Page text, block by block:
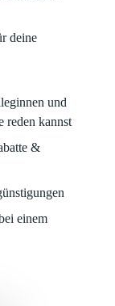
deine
und
reden kannst
&
einem